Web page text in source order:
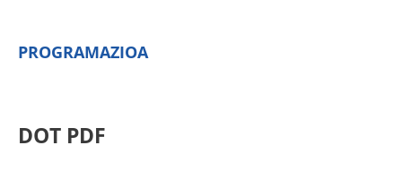
PROGRAMAZIOA
DOT PDF